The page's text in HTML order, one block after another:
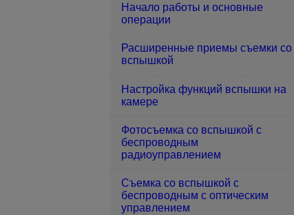
Начало работы и основные
операции
Расширенные приемы съемки со
вспышкой
Настройка функций вспышки на
камере
Фотосъемка со вспышкой с
беспроводным
радиоуправлением
Съемка со вспышкой с
беспроводным с оптическим
управлением